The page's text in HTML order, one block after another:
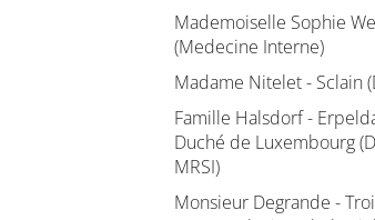
Mademoiselle Sophie
(Medecine Interne)
Madame Nitelet - Sclain
Famille Halsdorf -
Duché de Luxembourg
MRSI)
Monsieur Degrande -